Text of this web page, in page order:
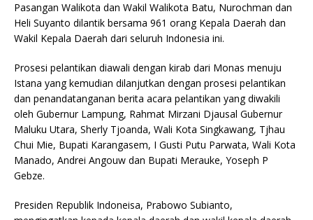
Pasangan Walikota dan Wakil Walikota Batu, Nurochman dan
Heli Suyanto dilantik bersama 961 orang Kepala Daerah dan
Wakil Kepala Daerah dari seluruh Indonesia ini.
Prosesi pelantikan diawali dengan kirab dari Monas menuju
Istana yang kemudian dilanjutkan dengan prosesi pelantikan
dan penandatanganan berita acara pelantikan yang diwakili
oleh Gubernur Lampung, Rahmat Mirzani Djausal Gubernur
Maluku Utara, Sherly Tjoanda, Wali Kota Singkawang, Tjhau
Chui Mie, Bupati Karangasem, I Gusti Putu Parwata, Wali Kota
Manado, Andrei Angouw dan Bupati Merauke, Yoseph P
Gebze.
Presiden Republik Indoneisa, Prabowo Subianto,